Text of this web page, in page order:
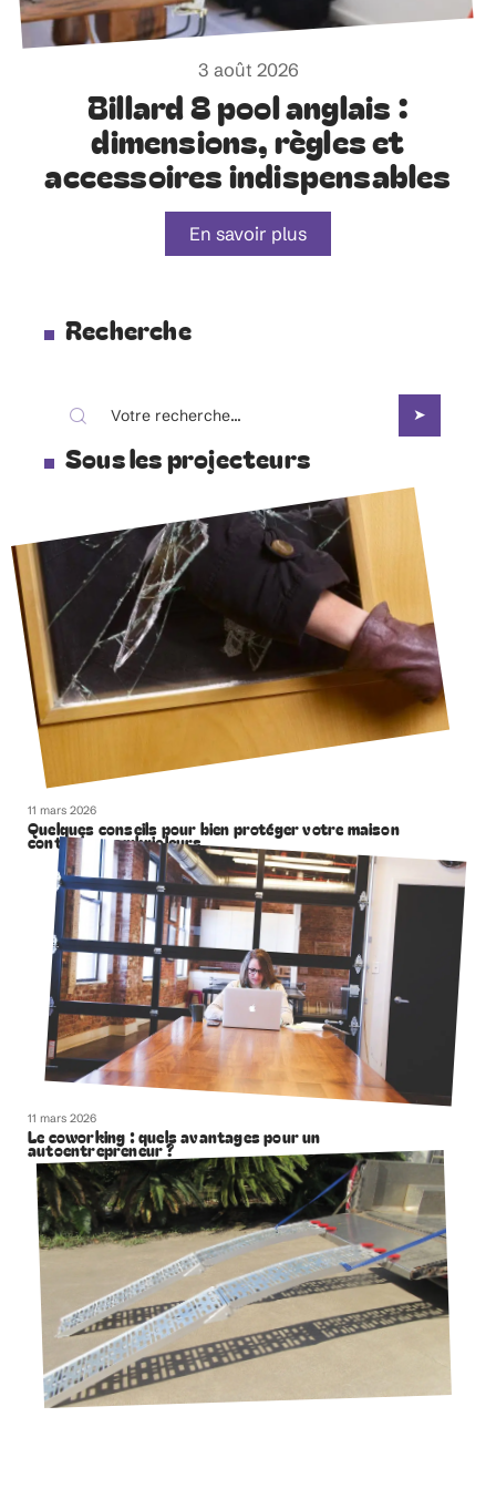
3 août 2026
Billard 8 pool anglais :
dimensions, règles et
accessoires indispensables
En savoir plus
Recherche
Sous les projecteurs
11 mars 2026
Quelques conseils pour bien protéger votre maison
contre les cambrioleurs
11 mars 2026
Le coworking : quels avantages pour un
autoentrepreneur ?